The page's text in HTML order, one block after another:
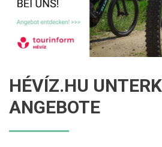
HÉVÍZ.HU
ANGEBOTE